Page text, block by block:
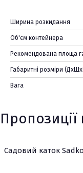
Ширина розкидання
Об'єм контейнера
Рекомендована площа
Габаритні розміри
Вага
Пропозиції
Садовий каток